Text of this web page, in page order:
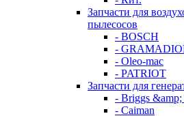
Запчасти для
пылесосов
- BOSCH
-
- Oleo-mac
- PATRIOT
Запчасти для
- Briggs &amp;
- Caiman